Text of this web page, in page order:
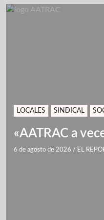
LOCALES SINDICAL
«AATRAC a
6 de agosto de 2026 / EL